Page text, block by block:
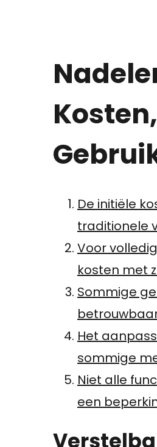
De initiële
traditionele
Voor
kosten met
Sommige
Het
sommige
Niet alle
een